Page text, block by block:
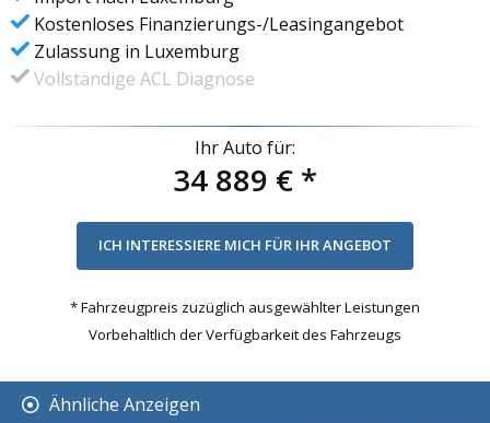
Kostenloses Finanzierungs-/Leasingangebot
Zulassung in Luxemburg
Vollständige ACL Diagnose
Ihr Auto für:
34 889 € *
* Fahrzeugpreis zuzüglich ausgewählter Leistungen
Vorbehaltlich der Verfügbarkeit des Fahrzeugs
Ähnliche Anzeigen